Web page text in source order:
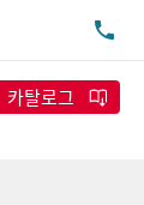
카탈로그